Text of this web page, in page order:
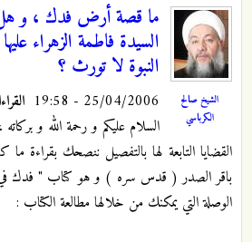
الشيخ صالح
الكرباسي
ما قصة أرض فدك ، و
السيدة فاطمة الزهراء
النبوة لا تورث ؟
25/04/2006 - 19:58
السلام عليكم و رحمة الله و
القضايا التابعة لها بالتفصيل ننصحك بقراءة ما
باقر الصدر ( قدس سره ) و هو كتاب " فدك في
الوصلة التي يمكنك من خلالها مطالعة الكتاب :